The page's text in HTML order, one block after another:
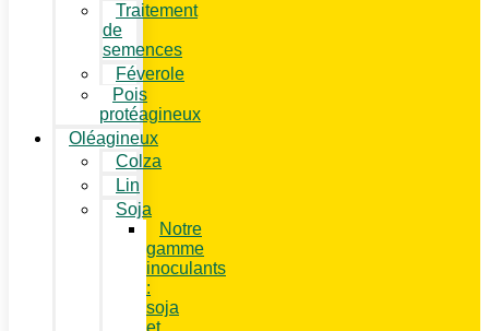
Traitement
de
semences
Féverole
Pois
protéagineux
Oléagineux
Colza
Lin
Soja
Notre
gamme
inoculants
:
soja
et